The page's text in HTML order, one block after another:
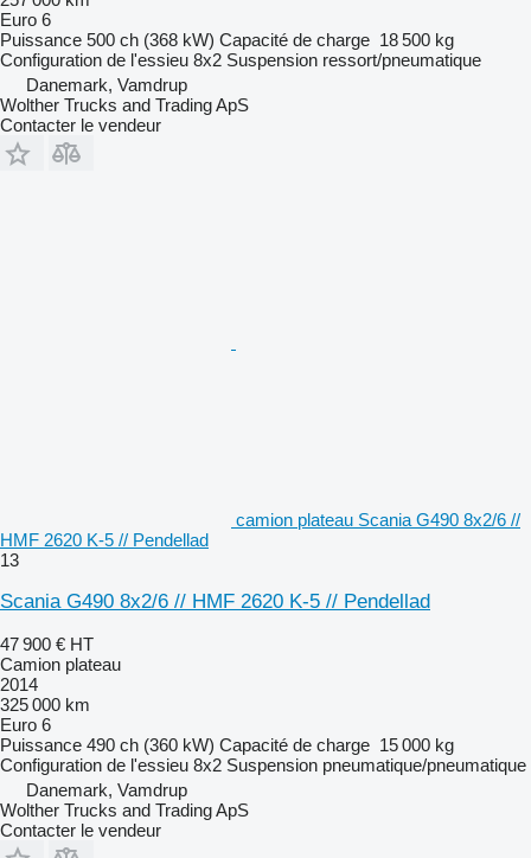
Euro 6
Puissance 500 ch (368 kW) Capacité de charge 18 500 kg
Configuration de l'essieu 8x2 Suspension ressort/pneumatique
Danemark, Vamdrup
Wolther Trucks and Trading ApS
Contacter le vendeur
camion plateau Scania G490 8x2/6 //
HMF 2620 K-5 // Pendellad
13
Scania G490 8x2/6 // HMF 2620 K-5 // Pendellad
47 900 € HT
Camion plateau
2014
325 000 km
Euro 6
Puissance 490 ch (360 kW) Capacité de charge 15 000 kg
Configuration de l'essieu 8x2 Suspension pneumatique/pneumatique
Danemark, Vamdrup
Wolther Trucks and Trading ApS
Contacter le vendeur